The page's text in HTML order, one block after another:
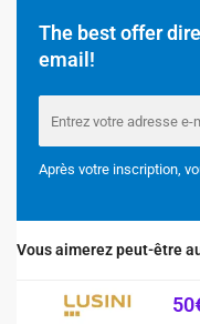
The best offer
email!
Après votre inscription,
Vous aimerez peut-être